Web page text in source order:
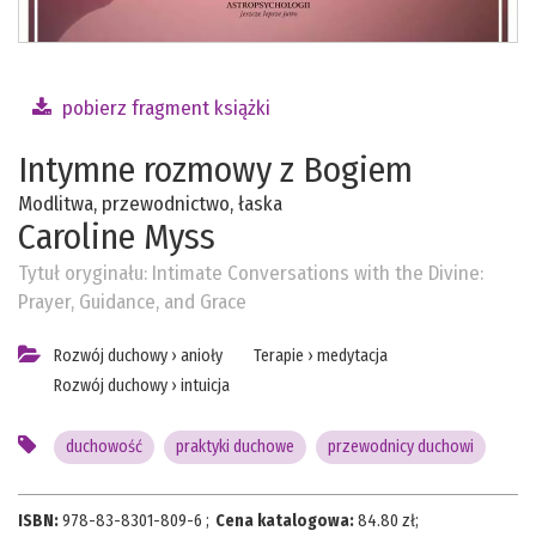
pobierz fragment książki
Intymne rozmowy z Bogiem
Modlitwa, przewodnictwo, łaska
Caroline Myss
Tytuł oryginału: Intimate Conversations with the Divine:
Prayer, Guidance, and Grace
Rozwój duchowy › anioły
Rozwój duchowy › intuicja
Terapie › medytacja
duchowość praktyki duchowe przewodnicy duchowi
ISBN:978-83-8301-809-6 ; Cena katalogowa:84.80 zł;